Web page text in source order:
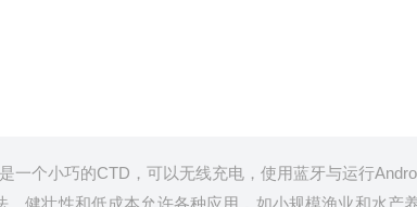
一个小巧的CTD，可以无线充电，使用蓝牙与运行
健壮性和低成本允许各种应用，如小规模渔业和水产